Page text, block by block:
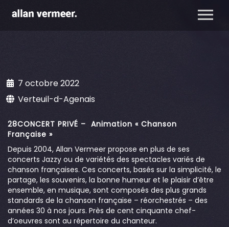
7 octobre 2022
Verteuil-d-Agenais
28CONCERT PRIVÉ – Animation « Chanson
Française »
Depuis 2004, Allan Vermeer propose en plus de ses
concerts Jazzy ou de variétés des spectacles variés de
chanson françaises. Ces concerts, basés sur la simplicité, le
partage, les souvenirs, la bonne humeur et le plaisir d’être
ensemble, en musique, sont composés des plus grands
standards de la chanson française – réorchestrés – des
années 30 à nos jours. Près de cent cinquante chef-
d’oeuvres sont au répertoire du chanteur.